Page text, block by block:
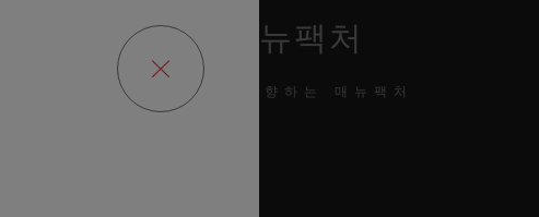
매뉴팩처
미래를 지향하는 매뉴팩처